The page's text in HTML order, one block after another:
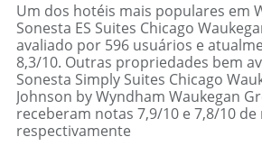
Um dos hotéis mais populares em
Sonesta ES Suites Chicago
avaliado por 596 usuários e
8,3/10. Outras propriedades bem
Sonesta Simply Suites Chicago
Johnson by Wyndham Waukegan
receberam notas 7,9/10 e 7,8/10
respectivamente